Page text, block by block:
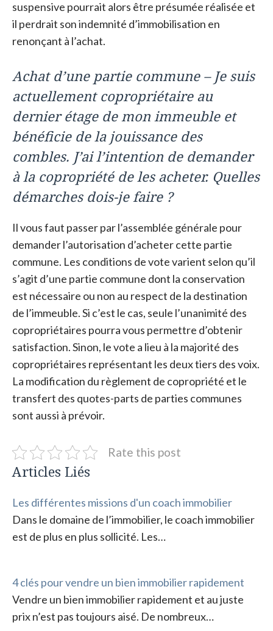
suspensive pourrait alors être présumée réalisée et
il perdrait son indemnité d’immobilisation en
renonçant à l’achat.
Achat d’une partie commune – Je suis
actuellement copropriétaire au
dernier étage de mon immeuble et
bénéficie de la jouissance des
combles. J’ai l’intention de demander
à la copropriété de les acheter. Quelles
démarches dois-je faire ?
Il vous faut passer par l’assemblée générale pour
demander l’autorisation d’acheter cette partie
commune. Les conditions de vote varient selon qu’il
s’agit d’une partie commune dont la conservation
est nécessaire ou non au respect de la destination
de l’immeuble. Si c’est le cas, seule l’unanimité des
copropriétaires pourra vous permettre d’obtenir
satisfaction. Sinon, le vote a lieu à la majorité des
copropriétaires représentant les deux tiers des voix.
La modification du règlement de copropriété et le
transfert des quotes-parts de parties communes
sont aussi à prévoir.
Rate this post
Articles Liés
Les différentes missions d'un coach immobilier
Dans le domaine de l’immobilier, le coach immobilier
est de plus en plus sollicité. Les…
4 clés pour vendre un bien immobilier rapidement
Vendre un bien immobilier rapidement et au juste
prix n’est pas toujours aisé. De nombreux…